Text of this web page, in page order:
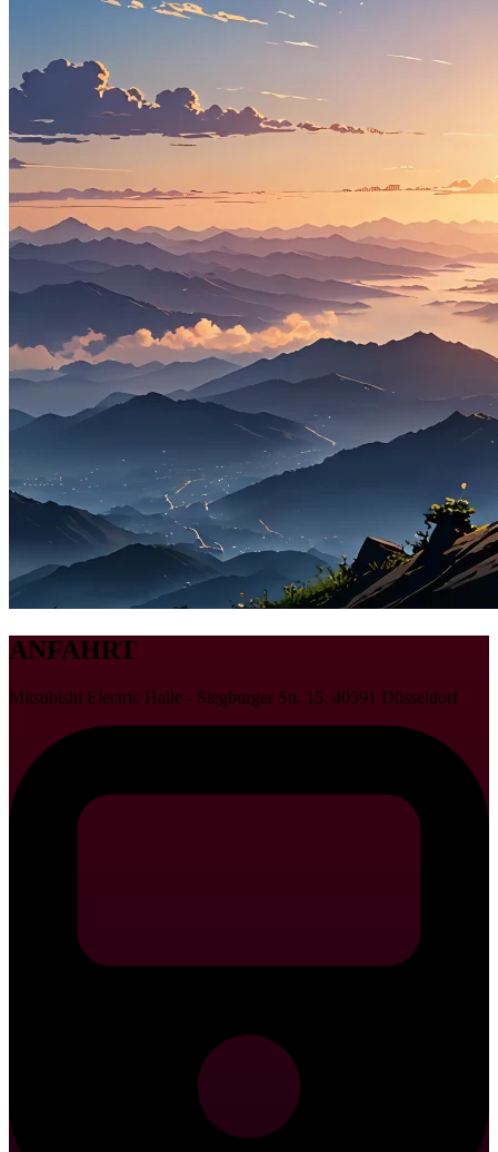
ANFAHRT
Mitsubishi Electric Halle - Siegburger Str. 15, 40591 Düsseldorf